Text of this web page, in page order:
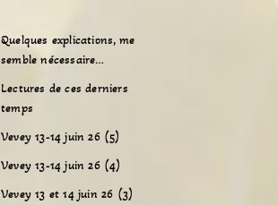
Quelques explications, me
semble nécessaire…
Lectures de ces derniers
temps
Vevey 13-14 juin 26 (5)
Vevey 13-14 juin 26 (4)
Vevey 13 et 14 juin 26 (3)